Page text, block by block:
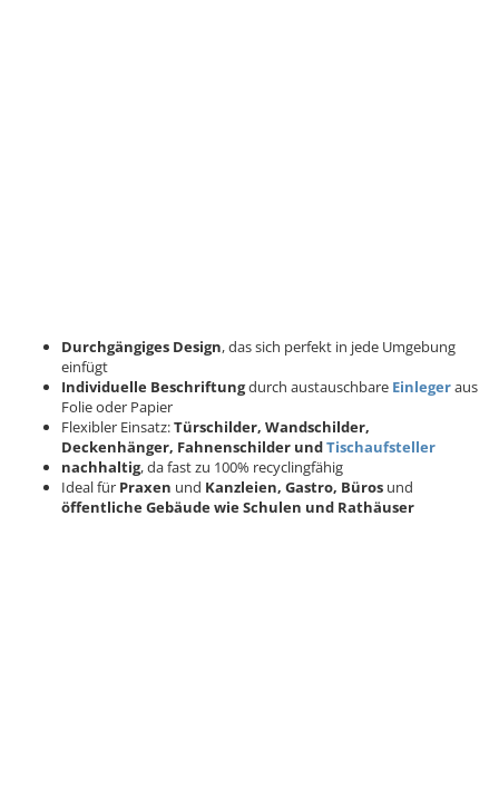
Durchgängiges Design, das sich perfekt in jede Umgebung
einfügt
Individuelle Beschriftungdurch austauschbare Einlegeraus
Folie oder Papier
Flexibler Einsatz:Türschilder, Wandschilder,
Deckenhänger, Fahnenschilder undTischaufsteller
nachhaltig, da fast zu 100% recyclingfähig
Ideal für Praxen und Kanzleien, Gastro, Büros und
öffentliche Gebäude wie Schulen und Rathäuser